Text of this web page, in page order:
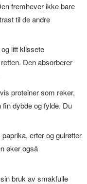
fremhever ikke bare
til de andre
litt klissete
Den absorberer
proteiner som reker,
dybde og fylde. Du
erter og gulrøtter
øker også
bruk av smakfulle